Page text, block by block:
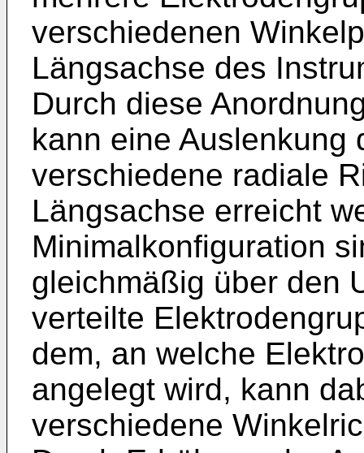
verschiedenen
Längsachse des
Durch diese
kann eine Auslenkung
verschiedene radiale
Längsachse erreicht
Minimalkonfiguration
gleichmäßig über den
verteilte
dem, an welche
angelegt wird, kann
verschiedene